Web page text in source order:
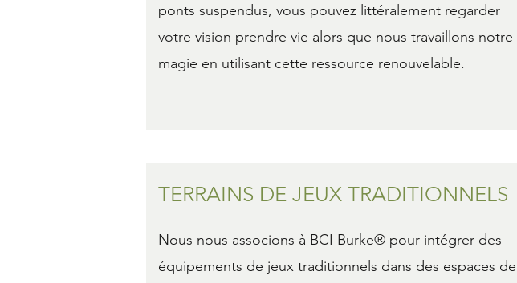
ponts suspendus, vous pouvez littéralement regarder
votre vision prendre vie alors que nous travaillons notre
magie en utilisant cette ressource renouvelable.
TERRAINS DE JEUX TRADITIONNELS
Nous nous associons à BCI Burke® pour intégrer des
équipements de jeux traditionnels dans des espaces de